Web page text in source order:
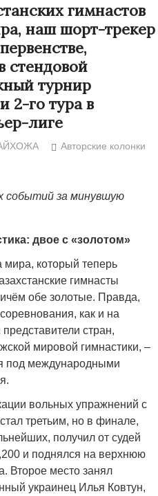
гимнастов
наш шорт-трекер
стендовой
турнир
2-го тура в
лиге
Авторские колонки
событий за минувшую
двое с «золотом»
мира, который теперь
гимнасты
обе золотые. Правда,
как и на
стран,
мировой гимнастики, –
под международными
вольных упражнений с
третьим, но в финале,
получил от судей
и поднялся на верхнюю
Второе место занял
украинец Илья Ковтун,